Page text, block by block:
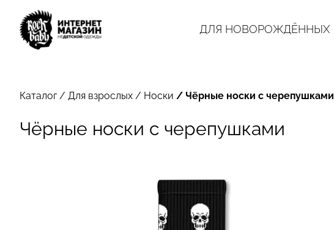
ДЛЯ НОВОРОЖДЁННЫХ
Каталог/ Для взрослых / Носки / Чёрные носки с черепушками
Чёрные носки с черепушками